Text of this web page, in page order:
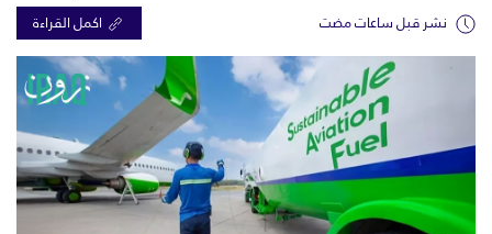
نشر قبل ساعات مضت اكمل القراءة